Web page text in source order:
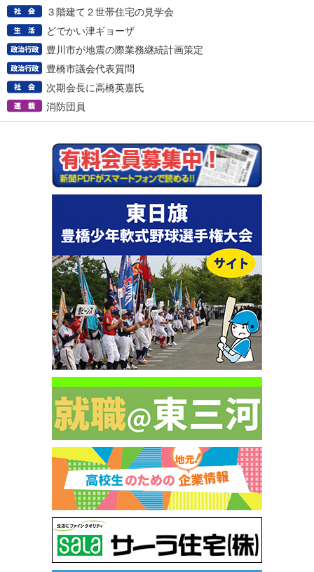
３階建て２世帯住宅の見学会
どでかい津ギョーザ
豊川市が地震の際業務継続計画策定
豊橋市議会代表質問
次期会長に高橋英嘉氏
消防団員